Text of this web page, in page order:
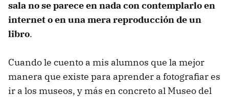
sala no se parece en nada con contemplarlo en
internet o en una mera reproducción de un
libro.
Cuando le cuento a mis alumnos que la mejor
manera que existe para aprender a fotografiar es
ir a los museos, y más en concreto al Museo del